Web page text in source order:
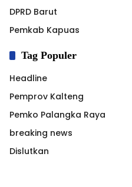
DPRD Barut
Pemkab Kapuas
Tag Populer
Headline
Pemprov Kalteng
Pemko Palangka Raya
breaking news
Dislutkan